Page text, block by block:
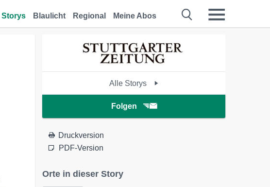
Storys Blaulicht Regional Meine Abos
Alle Storys
Folgen
Druckversion
PDF-Version
Orte in dieser Story